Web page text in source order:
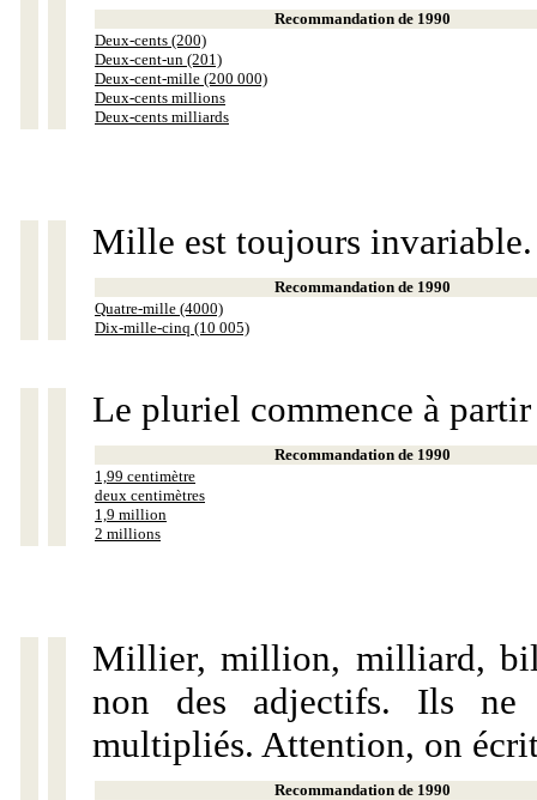
Recommandation de 1990
Deux-cents (200)
Deux-cent-un (201)
Deux-cent-mille (200 000)
Deux-cents millions
Deux-cents milliards
Mille est toujours invariable.
Recommandation de 1990
Quatre-mille (4000)
Dix-mille-cinq (10 005)
Le pluriel commence à
Recommandation de 1990
1,99 centimètre
deux centimètres
1,9 million
2 millions
Millier, million, milliard,
non des adjectifs. Ils ne
multipliés. Attention, on
Recommandation de 1990